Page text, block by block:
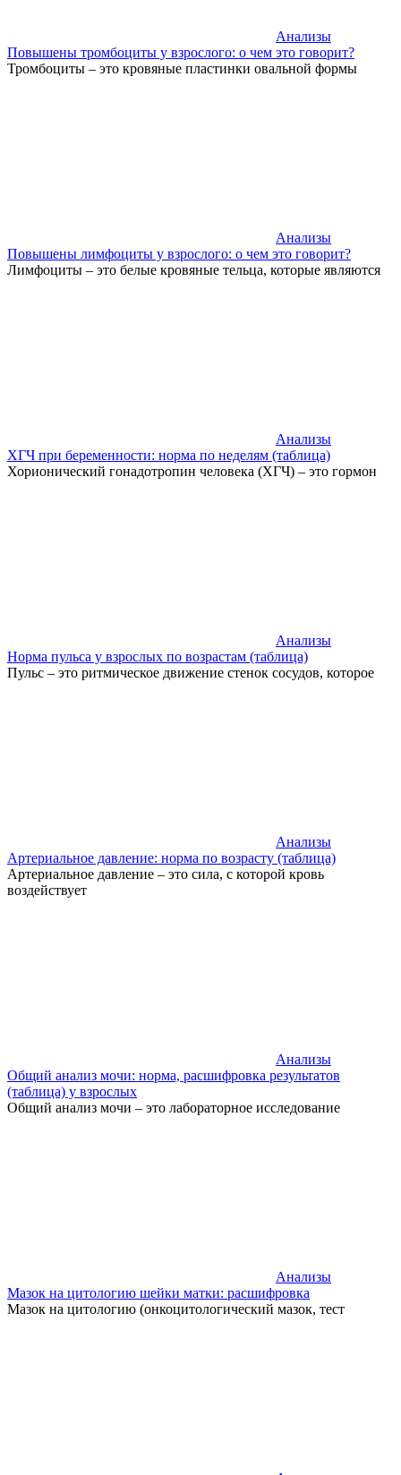
Анализы
Повышены тромбоциты у взрослого: о чем это говорит?
Тромбоциты – это кровяные пластинки овальной формы
Анализы
Повышены лимфоциты у взрослого: о чем это говорит?
Лимфоциты – это белые кровяные тельца, которые являются
Анализы
ХГЧ при беременности: норма по неделям (таблица)
Хорионический гонадотропин человека (ХГЧ) – это гормон
Анализы
Норма пульса у взрослых по возрастам (таблица)
Пульс – это ритмическое движение стенок сосудов, которое
Анализы
Артериальное давление: норма по возрасту (таблица)
Артериальное давление – это сила, с которой кровь
воздействует
Анализы
Общий анализ мочи: норма, расшифровка результатов
(таблица) у взрослых
Общий анализ мочи – это лабораторное исследование
Анализы
Мазок на цитологию шейки матки: расшифровка
Мазок на цитологию (онкоцитологический мазок, тест